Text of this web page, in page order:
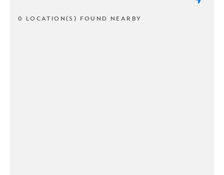
0 LOCATION(S) FOUND NEARBY